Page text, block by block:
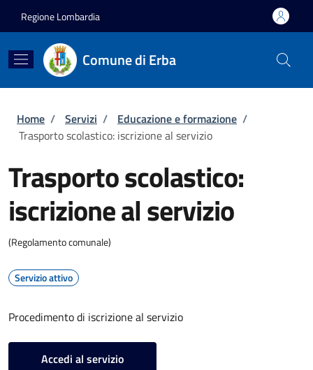
Regione Lombardia
Comune di Erba
Briciole di pane
Home / Servizi / Educazione e formazione /
Trasporto scolastico: iscrizione al servizio
Trasporto scolastico:
iscrizione al servizio
(Regolamento comunale)
Servizio attivo
Procedimento di iscrizione al servizio
Accedi al servizio